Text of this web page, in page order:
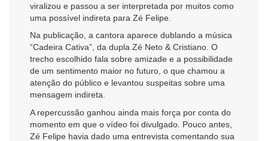
viralizou e passou a ser interpretada por muitos como
uma possível indireta para Zé Felipe.
Na publicação, a cantora aparece dublando a música
“Cadeira Cativa”, da dupla Zé Neto & Cristiano. O
trecho escolhido fala sobre amizade e a possibilidade
de um sentimento maior no futuro, o que chamou a
atenção do público e levantou suspeitas sobre uma
mensagem indireta.
A repercussão ganhou ainda mais força por conta do
momento em que o vídeo foi divulgado. Pouco antes,
Zé Felipe havia dado uma entrevista comentando sua